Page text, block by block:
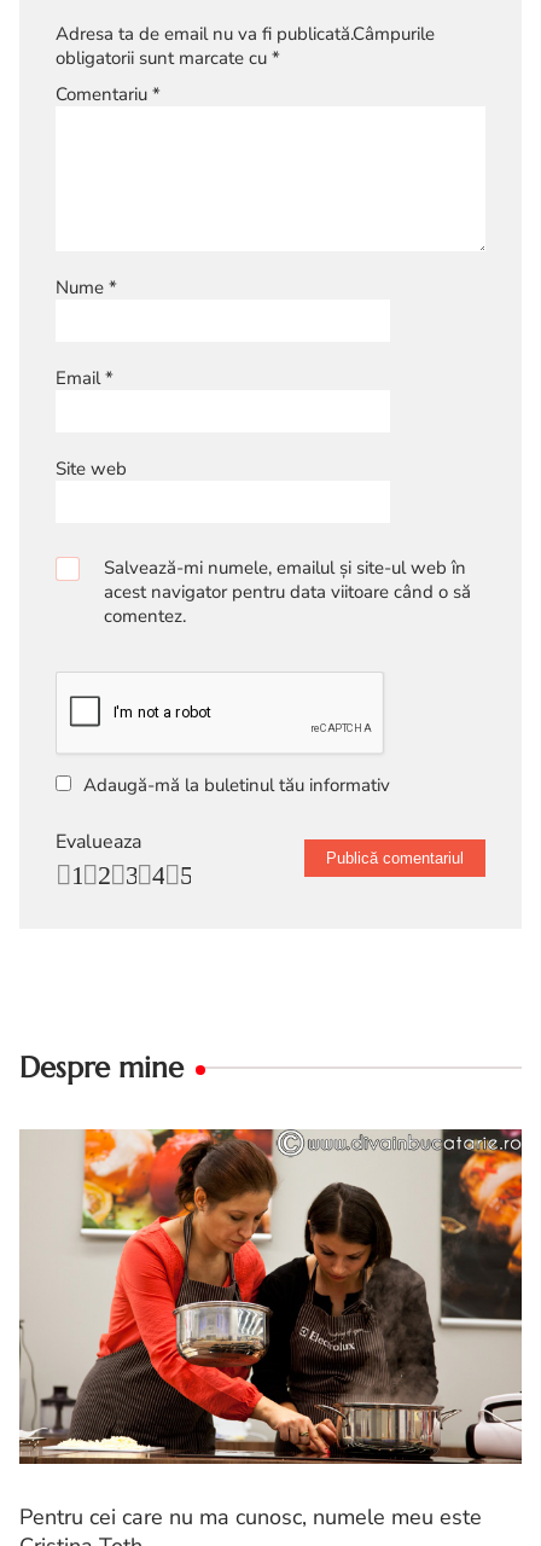
Adresa ta de email nu va fi publicată.Câmpurile
obligatorii sunt marcate cu *
Comentariu *
Nume *
Email*
Site web
Salvează-mi numele, emailul și site-ul web în
acest navigator pentru data viitoare când o să
comentez.
Adaugă-mă la buletinul tău informativ
Evalueaza
5
4
3
2
1
Despre mine
Pentru cei care nu ma cunosc, numele meu este